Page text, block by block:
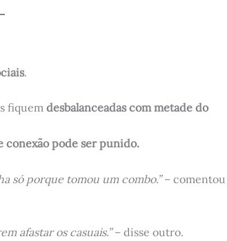
.
fiquemdesbalanceadas com metade do
conexão pode ser punido.
só porque tomou um combo.”– comentou
afastar os casuais.”– disse outro.